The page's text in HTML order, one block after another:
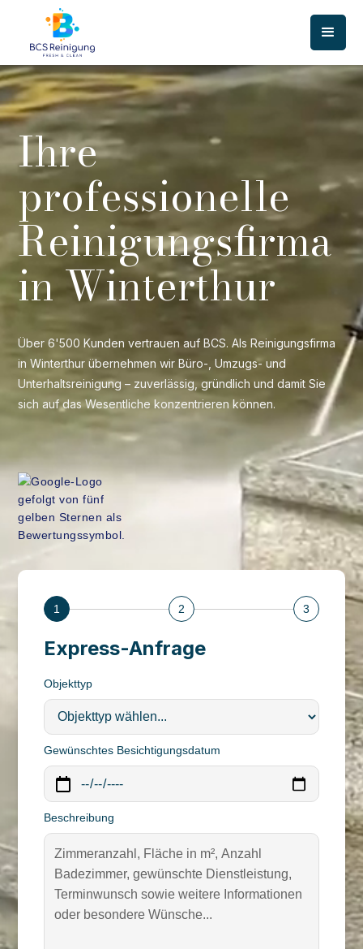
Ihre
professionelle
Reinigungsfirma
in Winterthur
Über 6'500 Kunden vertrauen auf BCS. Als Reinigungsfirma
in Winterthur übernehmen wir Büro-, Umzugs- und
Unterhaltsreinigung – zuverlässig, gründlich und damit Sie
sich auf das Wesentliche konzentrieren können.
1 2 3
Express-Anfrage
Objekttyp
Gewünschtes Besichtigungsdatum
Beschreibung